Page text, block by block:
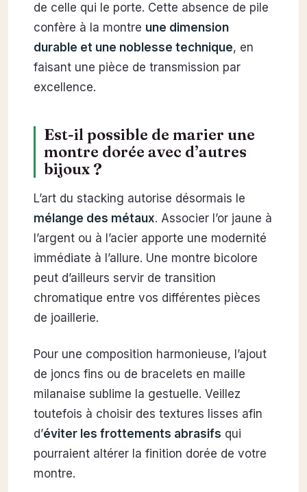
de celle qui le porte. Cette absence de pile
confère à la montre une dimension
durable et une noblesse technique, en
faisant une pièce de transmission par
excellence.
Est-il possible de marier une
montre dorée avec d’autres
bijoux ?
L’art du stacking autorise désormais le
mélange des métaux. Associer l’or jaune à
l’argent ou à l’acier apporte une modernité
immédiate à l’allure. Une montre bicolore
peut d’ailleurs servir de transition
chromatique entre vos différentes pièces
de joaillerie.
Pour une composition harmonieuse, l’ajout
de joncs fins ou de bracelets en maille
milanaise sublime la gestuelle. Veillez
toutefois à choisir des textures lisses afin
d’éviter les frottements abrasifs qui
pourraient altérer la finition dorée de votre
montre.